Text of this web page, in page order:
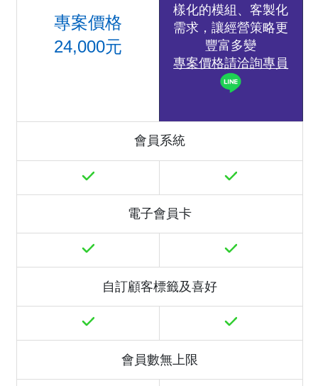
專案價格
24,000元
樣化的模組、客製化
需求，讓經營策略更
豐富多變
專案價格請洽詢專員
會員系統
電子會員卡
自訂顧客標籤及喜好
會員數無上限